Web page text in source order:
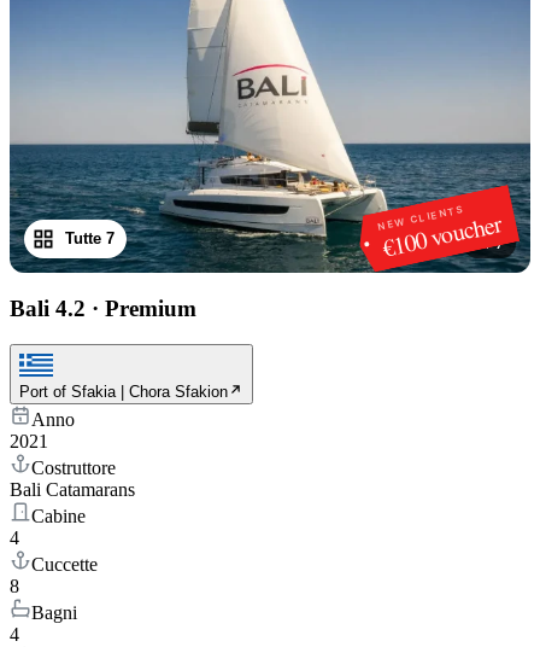
NEW CLIENTS
€100 voucher
1 /7
Tutte 7
Bali 4.2 · Premium
Port of Sfakia | Chora Sfakion
Anno
2021
Costruttore
Bali Catamarans
Cabine
4
Cuccette
8
Bagni
4